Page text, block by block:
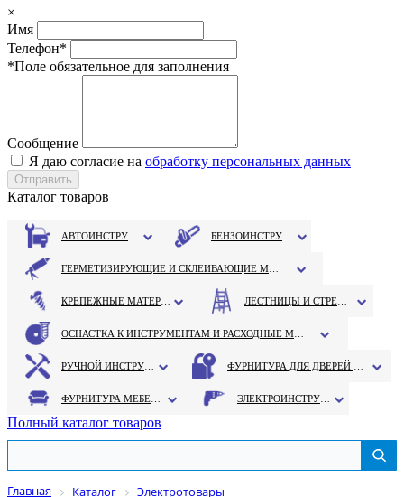
×
Имя
Телефон*
*Поле обязательное для заполнения
Сообщение
Я даю согласие на обработку персональных данных
Каталог товаров
Полный каталог товаров
Главная Каталог
Электротовары